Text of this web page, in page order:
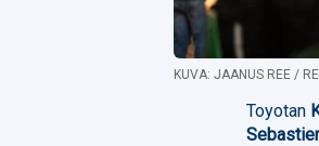
KUVA: JAANUS REE /
Toyotan